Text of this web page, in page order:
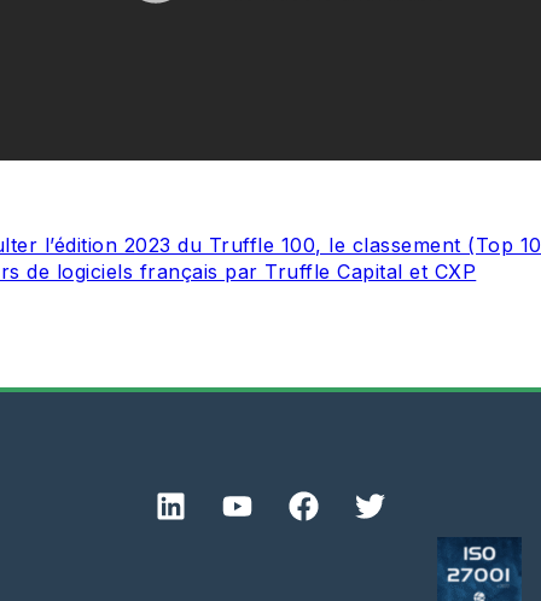
l’édition 2023 du Truffle 100, le classement (Top
de logiciels français par Truffle Capital et CXP